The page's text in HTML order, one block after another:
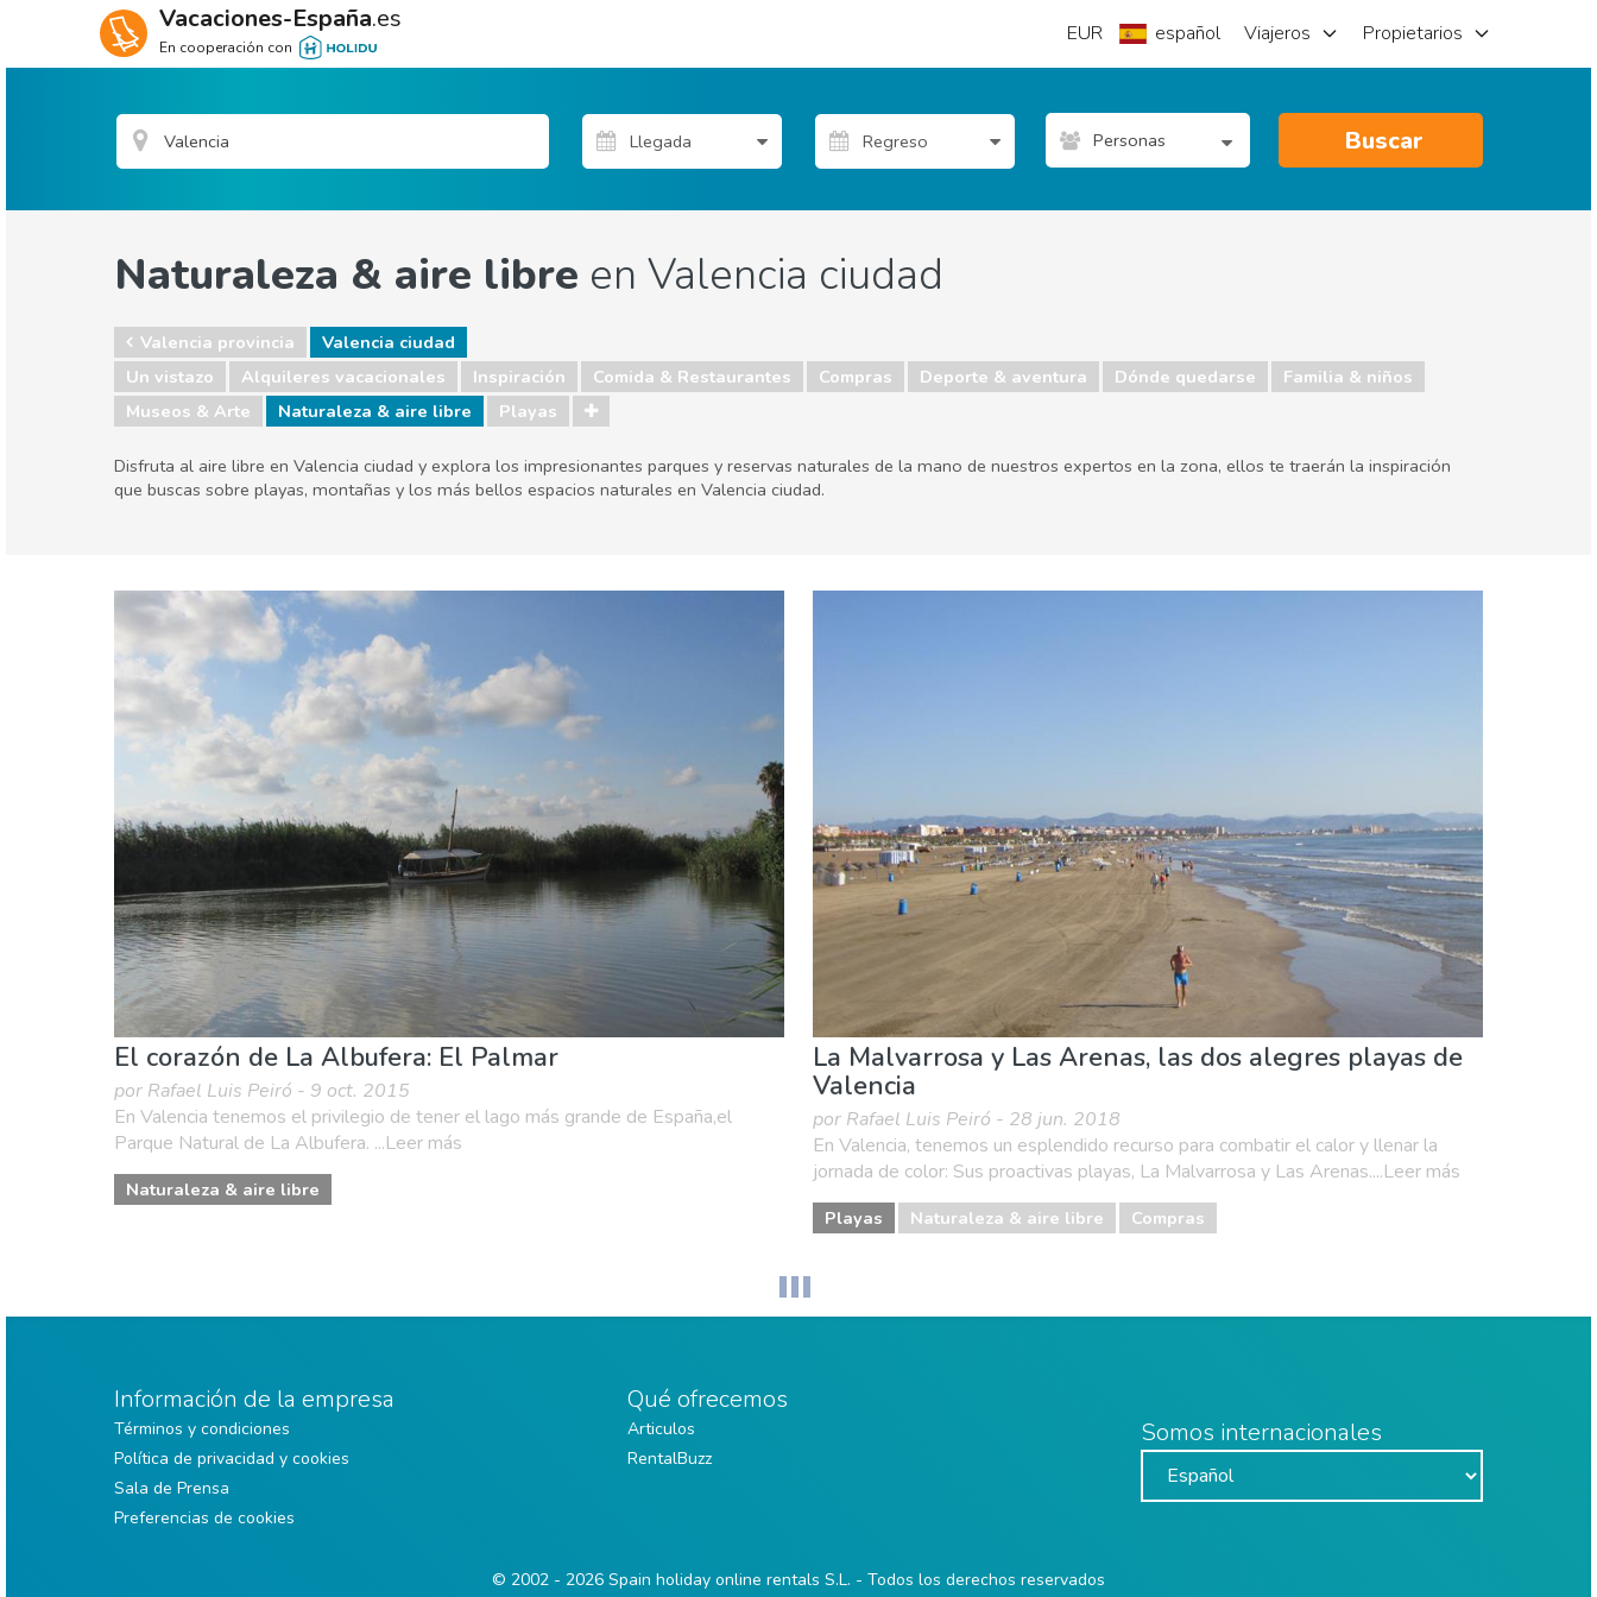
Vacaciones-España.es
En cooperación con
EUR español Viajeros Propietarios
Personas Buscar
Naturaleza & aire libre en Valencia ciudad
Valencia provincia
Valencia ciudad
Un vistazo
Alquileres vacacionales Inspiración Comida & Restaurantes Compras Deporte & aventura Dónde quedarse
Familia & niños
Museos & Arte
Naturaleza & aire libre Playas
Disfruta al aire libre en Valencia ciudad y explora los impresionantes parques y reservas naturales de la mano de nuestros expertos en la zona, ellos te traerán la inspiración
que buscas sobre playas, montañas y los más bellos espacios naturales en Valencia ciudad.
Comida & Restaurantes
Compras
El corazón de La Albufera: El Palmar
por Rafael Luis Peiró - 9 oct. 2015
En Valencia tenemos el privilegio de tener el lago más grande de España,el
Parque Natural de La Albufera. ...Leer más
Naturaleza & aire libre
La Malvarrosa y Las Arenas, las dos alegres playas de
Valencia
por Rafael Luis Peiró - 28 jun. 2018
En Valencia, tenemos un esplendido recurso para combatir el calor y llenar la
jornada de color: Sus proactivas playas, La Malvarrosa y Las Arenas....Leer más
Playas Naturaleza & aire libre Compras
Información de la empresa
Términos y condiciones
Política de privacidad y cookies
Sala de Prensa
Preferencias de cookies
Qué ofrecemos
Articulos
RentalBuzz
Somos internacionales
© 2002 - 2026 Spain holiday online rentals S.L. - Todos los derechos reservados